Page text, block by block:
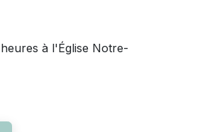
à l'Église Notre-